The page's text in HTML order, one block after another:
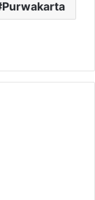
Purwakarta